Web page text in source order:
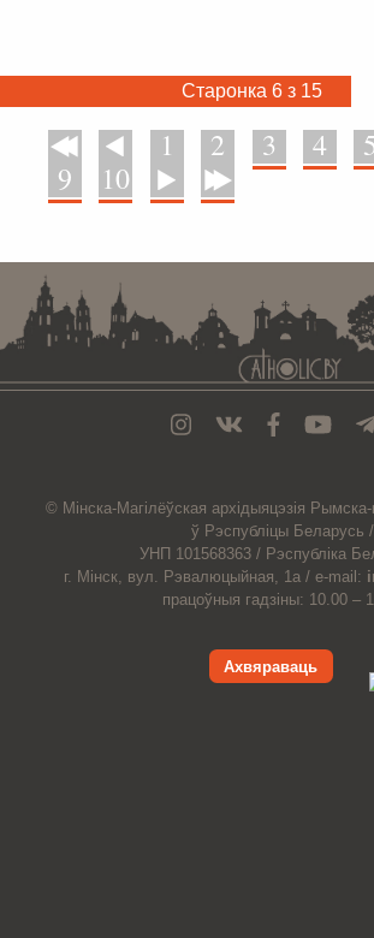
Старонка 6 з 15
1 2 3 4 5
9
10
© Мiнска-Магiлёўская архiдыяцэзiя Рымска-
ў Рэспубліцы Беларусь /
УНП 101568363 / Рэспубліка
г. Мінск, вул. Рэвалюцыйная, 1а / e-mail:
працоўныя гадзіны: 10.00 –
Ахвяраваць